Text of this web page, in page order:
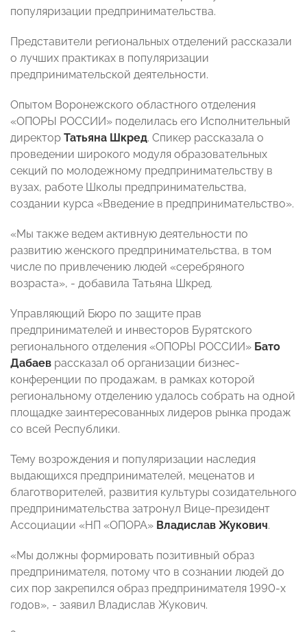
популяризации предпринимательства.
Представители региональных отделений рассказали
о лучших практиках в популяризации
предпринимательской деятельности.
Опытом Воронежского областного отделения
«ОПОРЫ РОССИИ» поделилась его Исполнительный
директор Татьяна Шкред. Спикер рассказала о
проведении широкого модуля образовательных
секций по молодежному предпринимательству в
вузах, работе Школы предпринимательства,
создании курса «Введение в предпринимательство».
«Мы также ведем активную деятельности по
развитию женского предпринимательства, в том
числе по привлечению людей «серебряного
возраста», - добавила Татьяна Шкред.
Управляющий Бюро по защите прав
предпринимателей и инвесторов Бурятского
регионального отделения «ОПОРЫ РОССИИ» Бато
Дабаев рассказал об организации бизнес-
конференции по продажам, в рамках которой
региональному отделению удалось собрать на одной
площадке заинтересованных лидеров рынка продаж
со всей Республики.
Тему возрождения и популяризации наследия
выдающихся предпринимателей, меценатов и
благотворителей, развития культуры созидательного
предпринимательства затронул Вице-президент
Ассоциации «НП «ОПОРА» Владислав Жукович.
«Мы должны формировать позитивный образ
предпринимателя, потому что в сознании людей до
сих пор закрепился образ предпринимателя 1990-х
годов», - заявил Владислав Жукович.